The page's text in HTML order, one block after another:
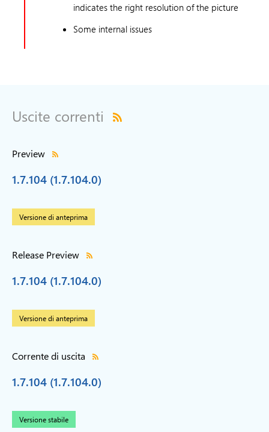
indicates the right resolution of the picture
Some internal issues
Uscite correnti
Preview
1.7.104 (1.7.104.0)
Versione di anteprima
Release Preview
1.7.104 (1.7.104.0)
Versione di anteprima
Corrente di uscita
1.7.104 (1.7.104.0)
Versione stabile